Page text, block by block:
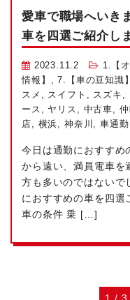
愛車で職場へいき
車を四選ご紹介し
2023.11.2 1.【
情報】
,7.【車の豆知識】
スメ
スイフト スズキ
ース
ヤリス 中古車
店
横浜 神奈川 ,車通勤
今日は通勤におすすめ
から遠い、満員電車を
方も多いのではないで
におすすめの車を四選
車の条件 乗 […]
1 / 3